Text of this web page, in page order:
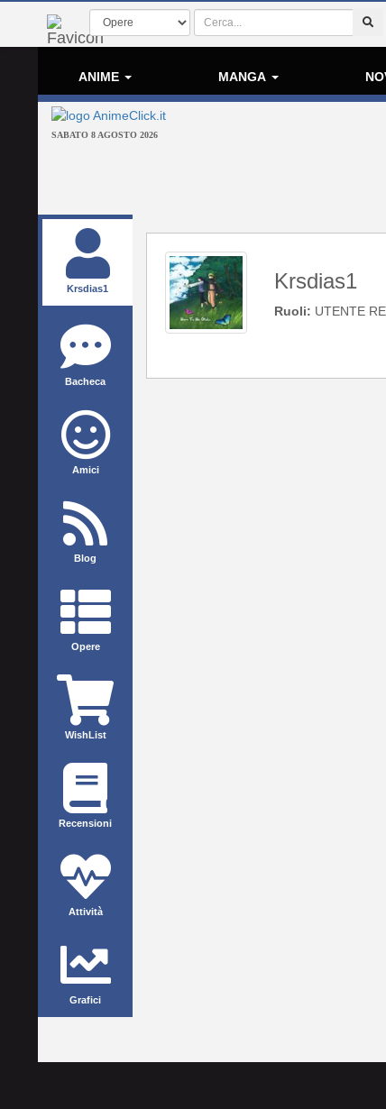
ANIME MANGA
SABATO 8 AGOSTO 2026
Krsdias1
Bacheca
Amici
Blog
Opere
WishList
Recensioni
Attività
Grafici
Krsdias1
Ruoli: UTENTE